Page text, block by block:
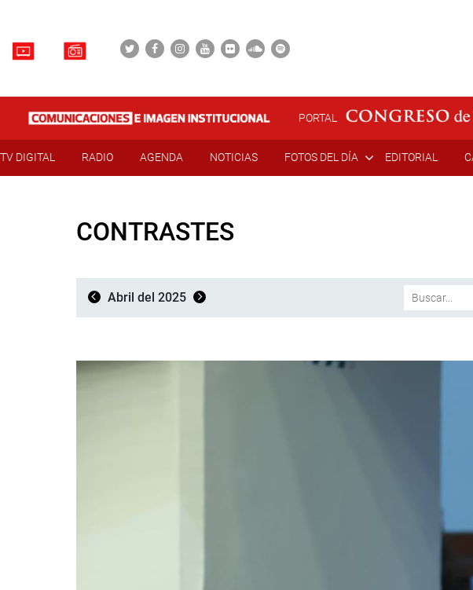
PORTAL
TV DIGITAL RADIO AGENDA NOTICIAS FOTOS DEL DÍA EDITORIAL
CONTRASTES
Abril del 2025